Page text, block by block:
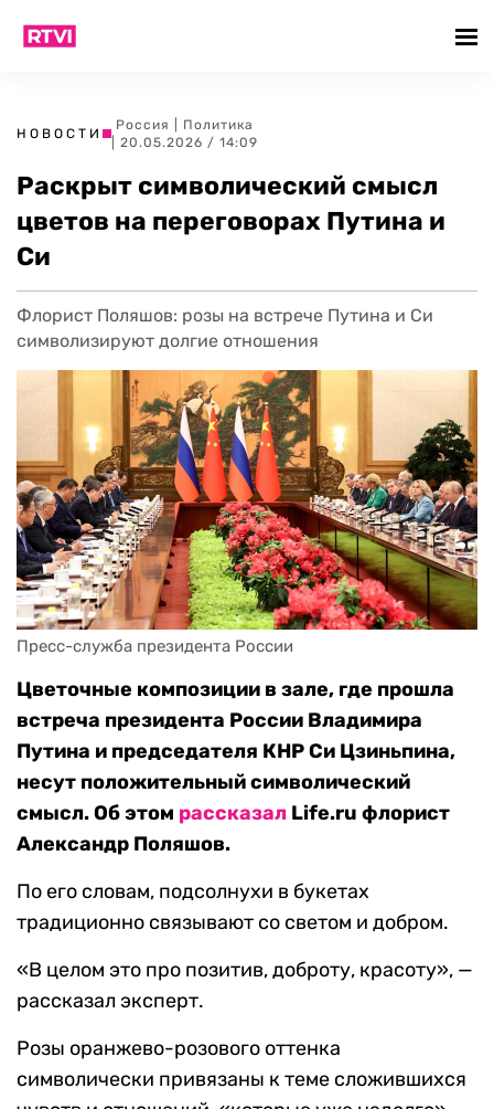
НОВОСТИ
Россия
Политика
| 20.05.2026 / 14:09
Раскрыт символический смысл
цветов на переговорах Путина и
Си
Флорист Поляшов: розы на встрече Путина и Си
символизируют долгие отношения
Пресс-служба президента России
Цветочные композиции в зале, где прошла
встреча президента России Владимира
Путина и председателя КНР Си Цзиньпина,
несут положительный символический
смысл. Об этом рассказал Life.ru флорист
Александр Поляшов.
По его словам, подсолнухи в букетах
традиционно связывают со светом и добром.
«В целом это про позитив, доброту, красоту», —
рассказал эксперт.
Розы оранжево-розового оттенка
символически привязаны к теме сложившихся